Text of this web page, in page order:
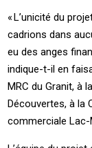
« L’unicité du
cadrions dans
eu des anges
indique-t-il en
MRC du ­Granit, à
Découvertes, à la
commerciale ­Lac-